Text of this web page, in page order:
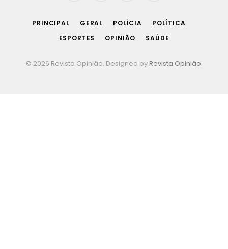
PRINCIPAL GERAL POLÍCIA
POLÍTICA
ESPORTES
OPINIÃO SAÚDE
© 2026 Revista Opinião. Designed by Revista Opinião.